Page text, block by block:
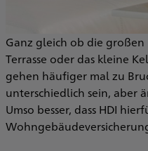
Ganz gleich ob die
Terrasse oder das kleine
gehen häufiger mal zu
unterschiedlich sein, aber
Umso besser, dass HDI